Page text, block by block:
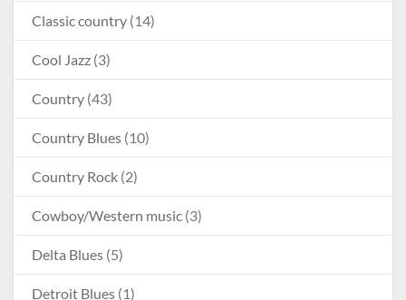
Classic country (14)
Cool Jazz (3)
Country (43)
Country Blues (10)
Country Rock (2)
Cowboy/Western music (3)
Delta Blues (5)
Detroit Blues (1)